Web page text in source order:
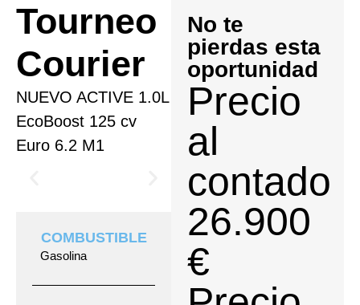
Tourneo
Courier
NUEVO ACTIVE 1.0L
EcoBoost 125 cv
Euro 6.2 M1
COMBUSTIBLE
Gasolina
No te
pierdas esta
oportunidad
Precio
al
contado
26.900
€